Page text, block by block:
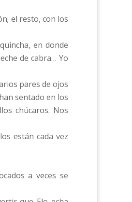
el resto, con los
en donde
de cabra… Yo
pares de ojos
sentado en los
chúcaros. Nos
están cada vez
a veces se